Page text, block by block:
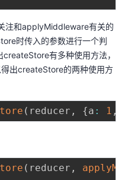
注和applyMiddleware有关的
时传入的参数进行一个判
有多种使用方法，
出createStore的两种使用方
( reducer , {a : 1 ,
( reducer ,